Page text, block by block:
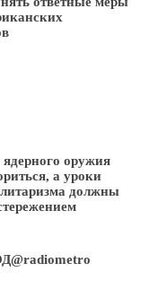
ядерного оружия
а уроки
должны